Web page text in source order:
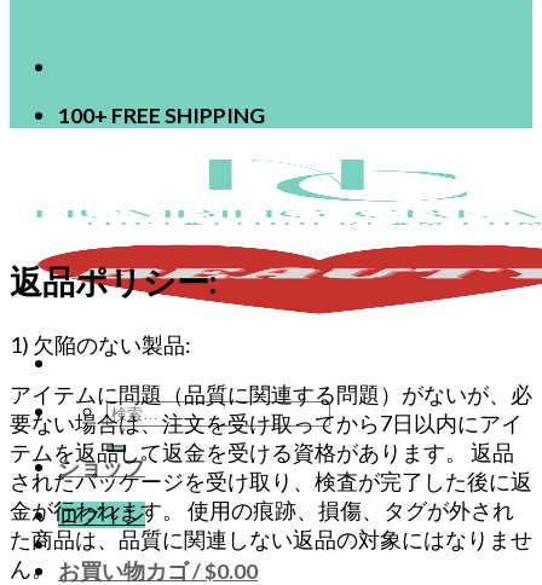
100+ FREE SHIPPING
検
索
対
象:
ショップ
ログイン
お買い物カゴ /$0.00
返品ポリシー:
1) 欠陥のない製品:
アイテムに問題（品質に関連する問題）がないが、必
要ない場合は、注文を受け取ってから7日以内にアイ
テムを返品して返金を受ける資格があります。 返品
されたパッケージを受け取り、検査が完了した後に返
金が行われます。 使用の痕跡、損傷、タグが外され
た商品は、品質に関連しない返品の対象にはなりませ
ん。